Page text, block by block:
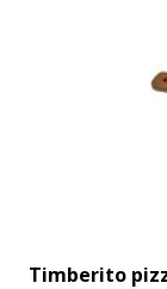
Timberito